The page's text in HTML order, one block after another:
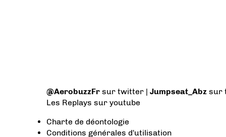
@AerobuzzFr sur twitter | Jumpseat_Abz sur
Les Replays sur youtube
Charte de déontologie
Conditions générales d'utilisation